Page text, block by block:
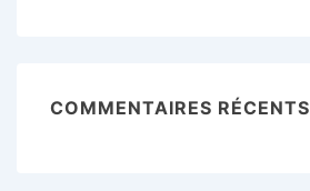
COMMENTAIRES RÉCENTS